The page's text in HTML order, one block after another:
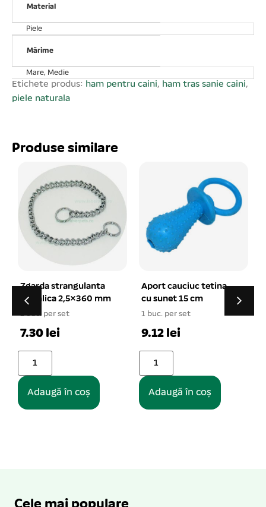
câinelui. Nu cauzează iritații și nu afectează sănătatea
animalelor. Rezistentă. Reglabilă. Caracteristici:
Circumferința 56 – 62 cm
Material
Piele
Mărime
Mare, Medie
Etichete produs: ham pentru caini, ham tras sanie caini,
piele naturala
Produse similare
Aport cauciuc tetina
cu sunet 15 cm
1 buc. per set
9.12 lei
Adaugă în coș
Zgarda din piele
HEAVY negru 3.5×80
cm
1 buc. per set
Adaugă în coș